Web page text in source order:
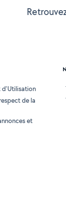
d'Utilisation
de la
et